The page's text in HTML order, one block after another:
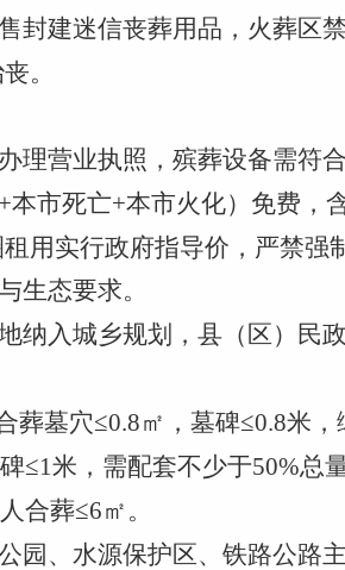
封建迷信丧葬用品，火葬区
。
理营业执照，殡葬设备需符合
市死亡+本市火化）免费，
用实行政府指导价，严禁强
生态要求。
纳入城乡规划，县（区）民
墓穴≤0.8㎡，墓碑≤0.8米，
≤1米，需配套不少于50%总
合葬≤6㎡。
园、水源保护区、铁路公路